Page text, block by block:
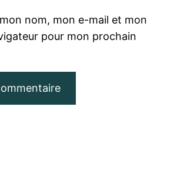
nom, mon e-mail et mon
pour mon prochain